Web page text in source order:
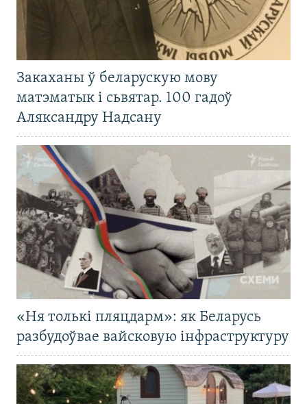
Закаханы ў беларускую мову
матэматык і сьвятар. 100 гадоў
Аляксандру Надсану
«Ня толькі пляцдарм»: як Беларусь
разбудоўвае вайсковую інфраструктуру